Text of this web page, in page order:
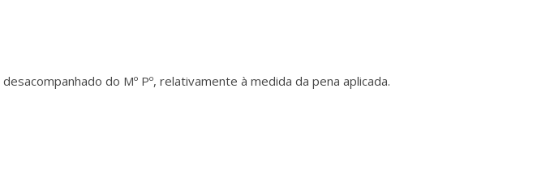
do Mº Pº, relativamente à medida da pena aplicada.